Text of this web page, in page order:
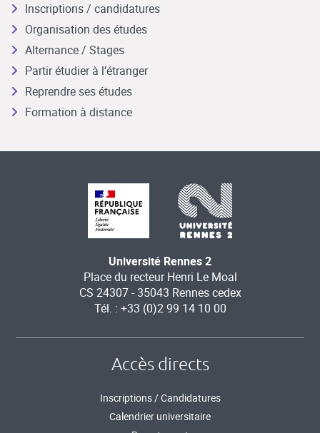
Inscriptions / candidatures
Organisation des études
Alternance / Stages
Partir étudier à l’étranger
Reprendre ses études
Formation à distance
Université Rennes 2
Place du recteur Henri Le Moal
CS 24307 - 35043 Rennes cedex
Tél. : +33 (0)2 99 14 10 00
Accès directs
Inscriptions / Candidatures
Calendrier universitaire